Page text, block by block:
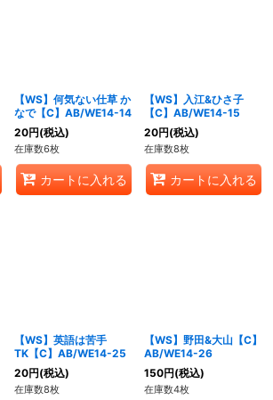
【WS】何気ない仕草 か
なで【C】AB/WE14-14
20円(税込)
在庫数6枚
カートに入れる
【WS】入江&ひさ子
【C】AB/WE14-15
20円(税込)
在庫数8枚
カートに入れる
【WS】英語は苦手
TK【C】AB/WE14-25
20円(税込)
在庫数8枚
【WS】野田&大山【C】
AB/WE14-26
150円(税込)
在庫数4枚